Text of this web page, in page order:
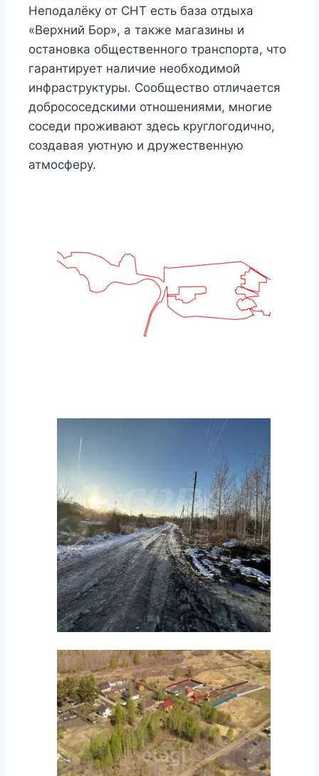
Неподалёку от СНТ есть база отдыха
«Верхний Бор», а также магазины и
остановка общественного транспорта, что
гарантирует наличие необходимой
инфраструктуры. Сообщество отличается
добрососедскими отношениями, многие
соседи проживают здесь круглогодично,
создавая уютную и дружественную
атмосферу.